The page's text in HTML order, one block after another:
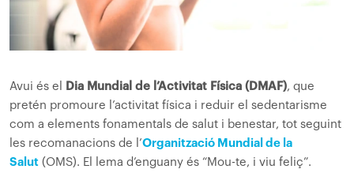
Avui és el Dia Mundial de l’Activitat Física (DMAF), que
pretén promoure l’activitat física i reduir el sedentarisme
com a elements fonamentals de salut i benestar, tot seguint
les recomanacions de l’Organització Mundial de la
Salut (OMS). El lema d’enguany és “Mou-te, i viu feliç”.